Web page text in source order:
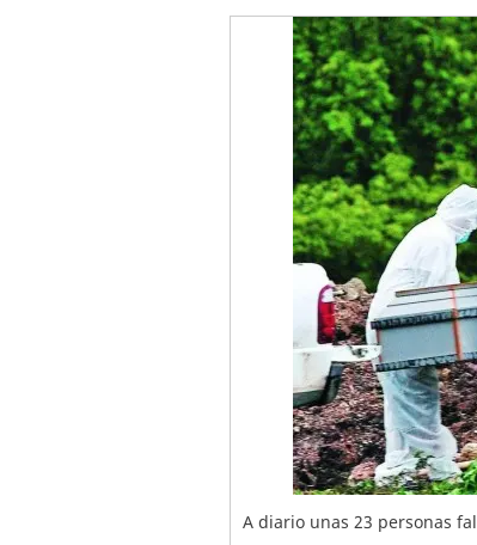
A diario unas 23 personas